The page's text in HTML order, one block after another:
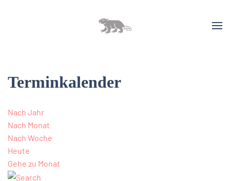
Terminkalender
Nach Jahr
Nach Monat
Nach Woche
Heute
Gehe zu Monat